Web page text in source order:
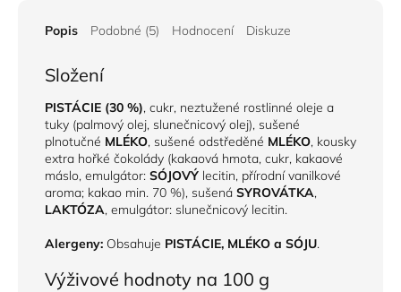
Popis Podobné (5) Hodnocení Diskuze
Složení
PISTÁCIE (30 %), cukr, neztužené rostlinné oleje a
tuky (palmový olej, slunečnicový olej), sušené
plnotučné MLÉKO, sušené odstředěné MLÉKO, kousky
extra hořké čokolády (kakaová hmota, cukr, kakaové
máslo, emulgátor: SÓJOVÝ lecitin, přírodní vanilkové
aroma; kakao min. 70 %), sušená SYROVÁTKA,
LAKTÓZA, emulgátor: slunečnicový lecitin.
Alergeny: Obsahuje PISTÁCIE, MLÉKO a SÓJU.
Výživové hodnoty na 100 g